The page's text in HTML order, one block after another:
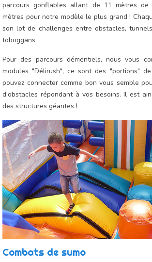
parcours gonflables allant de 11 mètres
mètres pour notre modèle le plus grand !
son lot de challenges entre obstacles,
toboggans.
Pour des parcours démentiels, nous vous
modules "Délirush", ce sont des "portions"
pouvez connecter comme bon vous semble
d'obstacles répondant à vos besoins. Il est
des structures géantes !
Combats de sumo